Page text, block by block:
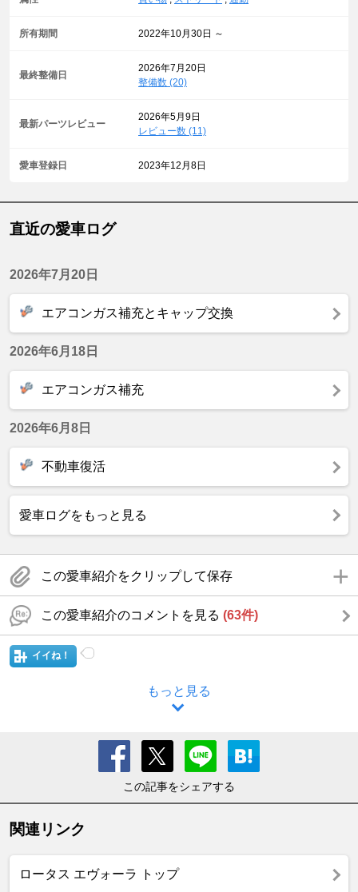
所有期間 2022年10月30日 ～
最終整備日
2026年7月20日
整備数 (20)
最新パーツレビュー
2026年5月9日
レビュー数 (11)
愛車登録日 2023年12月8日
直近の愛車ログ
2026年7月20日
エアコンガス補充とキャップ交換
2026年6月18日
エアコンガス補充
2026年6月8日
不動車復活
愛車ログをもっと見る
この愛車紹介をクリップして保存
この愛車紹介のコメントを見る (63件)
イイね！
もっと見る
この記事をシェアする
関連リンク
ロータス エヴォーラ トップ